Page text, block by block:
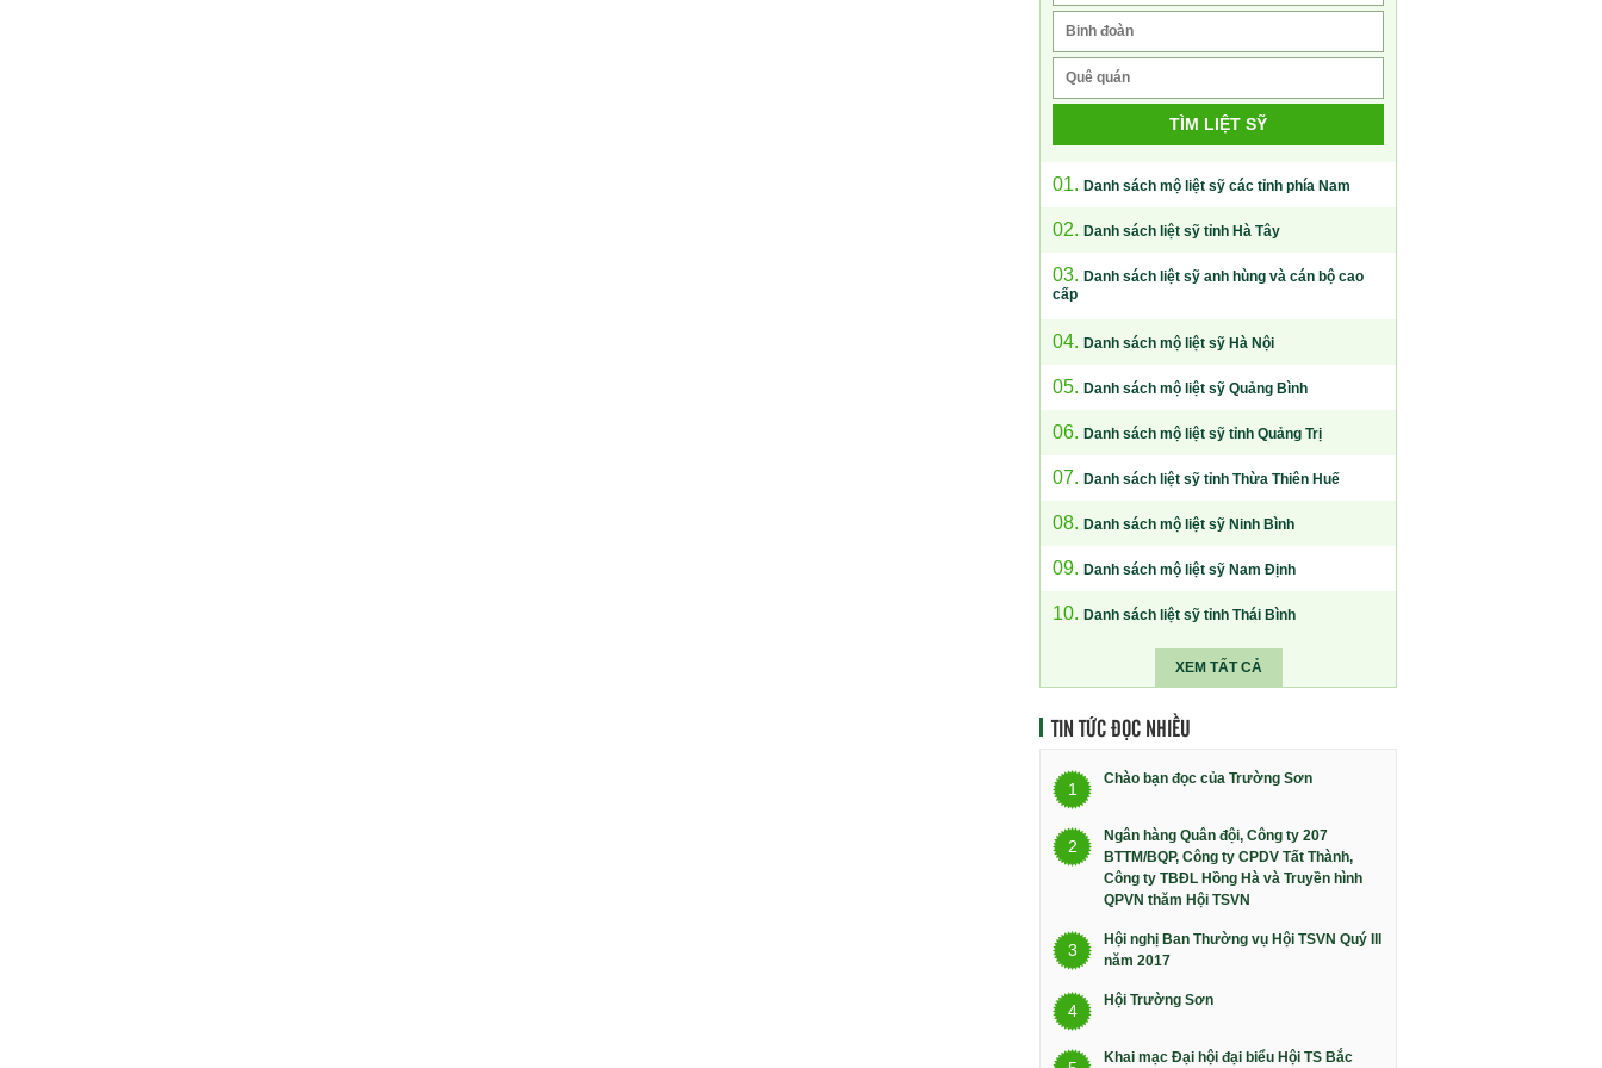
TÌM LIỆT SỸ
01. Danh sách mộ liệt sỹ các tỉnh phía Nam
02. Danh sách liệt sỹ tỉnh Hà Tây
03. Danh sách liệt sỹ anh hùng và cán bộ cao
cấp
04. Danh sách mộ liệt sỹ Hà Nội
05. Danh sách mộ liệt sỹ Quảng Bình
06. Danh sách mộ liệt sỹ tỉnh Quảng Trị
07. Danh sách liệt sỹ tỉnh Thừa Thiên Huế
08. Danh sách mộ liệt sỹ Ninh Bình
09. Danh sách mộ liệt sỹ Nam Định
10. Danh sách liệt sỹ tỉnh Thái Bình
XEM TẤT CẢ
TIN TỨC ĐỌC NHIỀU
1
Chào bạn đọc của Trường Sơn
2
Ngân hàng Quân đội, Công ty 207
BTTM/BQP, Công ty CPDV Tất Thành,
Công ty TBĐL Hồng Hà và Truyền hình
QPVN thăm Hội TSVN
3
Hội nghị Ban Thường vụ Hội TSVN Quý III
năm 2017
4
Hội Trường Sơn
Khai mạc Đại hội đại biểu Hội TS Bắc